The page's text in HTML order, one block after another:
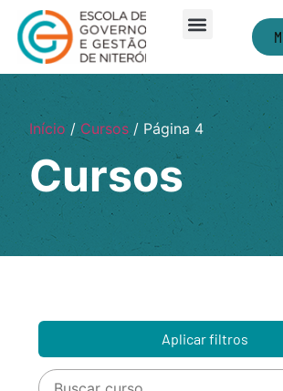
Início/Cursos/ Página 4
Cursos
Aplicar filtros